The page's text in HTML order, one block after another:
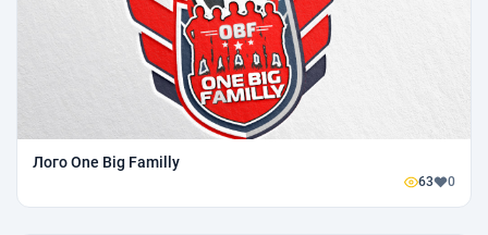
Лого One Big Familly
63 0